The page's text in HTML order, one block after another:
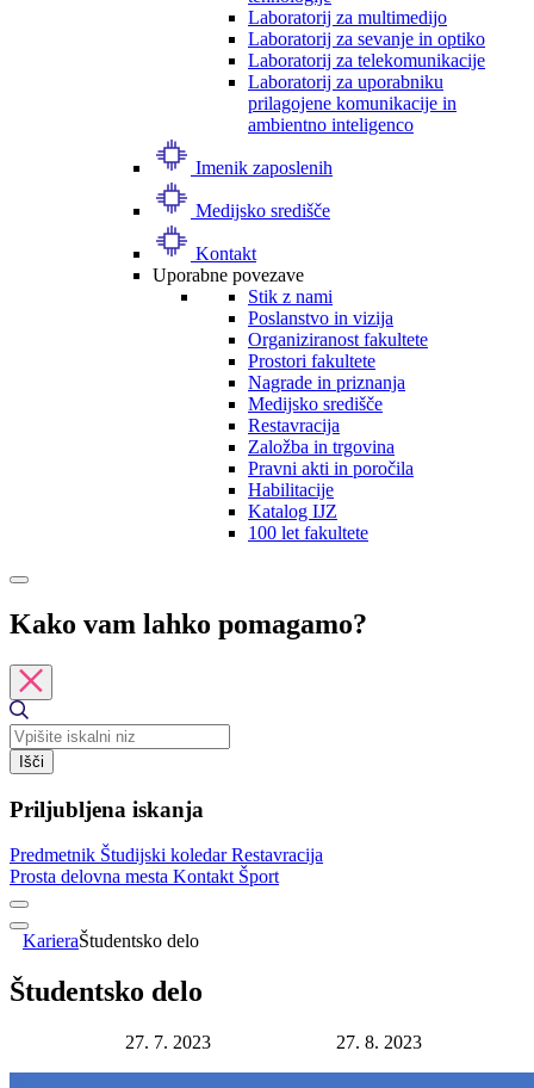
Laboratorij za multimedijo
Laboratorij za sevanje in optiko
Laboratorij za telekomunikacije
Laboratorij za uporabniku
prilagojene komunikacije in
ambientno inteligenco
Imenik zaposlenih
Medijsko središče
Kontakt
Uporabne povezave
Stik z nami
Poslanstvo in vizija
Organiziranost fakultete
Prostori fakultete
Nagrade in priznanja
Medijsko središče
Restavracija
Založba in trgovina
Pravni akti in poročila
Habilitacije
Katalog IJZ
100 let fakultete
Kako vam lahko pomagamo?
Išči
Priljubljena iskanja
Predmetnik Študijski koledarRestavracija
Prosta delovna mesta Kontakt Šport
KarieraŠtudentsko delo
Študentsko delo
27. 7. 2023 27. 8. 2023